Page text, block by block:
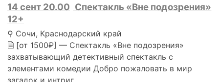
14 сент 20.00 Спектакль «Вне подозрения»
12+
⚲ Сочи, Краснодарский край
🗎 [от 1500₽] — Спектакль «Вне подозрения»
захватывающий детективный спектакль с
элементами комедии Добро пожаловать в мир
загадок и интриг.